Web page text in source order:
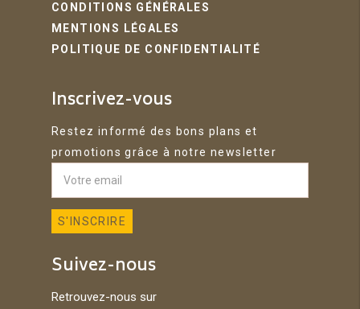
CONDITIONS GÉNÉRALES
MENTIONS LÉGALES
POLITIQUE DE CONFIDENTIALITÉ
Inscrivez-vous
Restez informé des bons plans et
promotions grâce à notre newsletter
Suivez-nous
Retrouvez-nous sur